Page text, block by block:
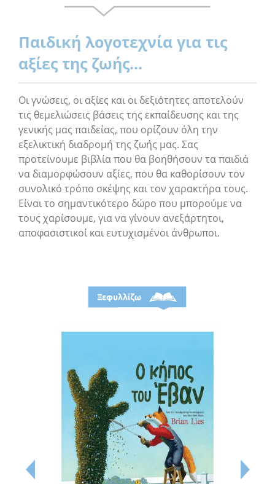
Παιδική λογοτεχνία για τις
αξίες της ζωής...
Οι γνώσεις, οι αξίες και οι δεξιότητες αποτελούν
τις θεμελιώσεις βάσεις της εκπαίδευσης και της
γενικής μας παιδείας, που ορίζουν όλη την
εξελικτική διαδρομή της ζωής μας. Σας
προτείνουμε βιβλία που θα βοηθήσουν τα παιδιά
να διαμορφώσουν αξίες, που θα καθορίσουν τον
συνολικό τρόπο σκέψης και τον χαρακτήρα τους.
Είναι το σημαντικότερο δώρο που μπορούμε να
τους χαρίσουμε, για να γίνουν ανεξάρτητοι,
αποφασιστικοί και ευτυχισμένοι άνθρωποι.